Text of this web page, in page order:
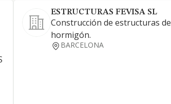
ESTRUCTURAS FEVISA SL
Construcción de estructuras de
hormigón.
BARCELONA